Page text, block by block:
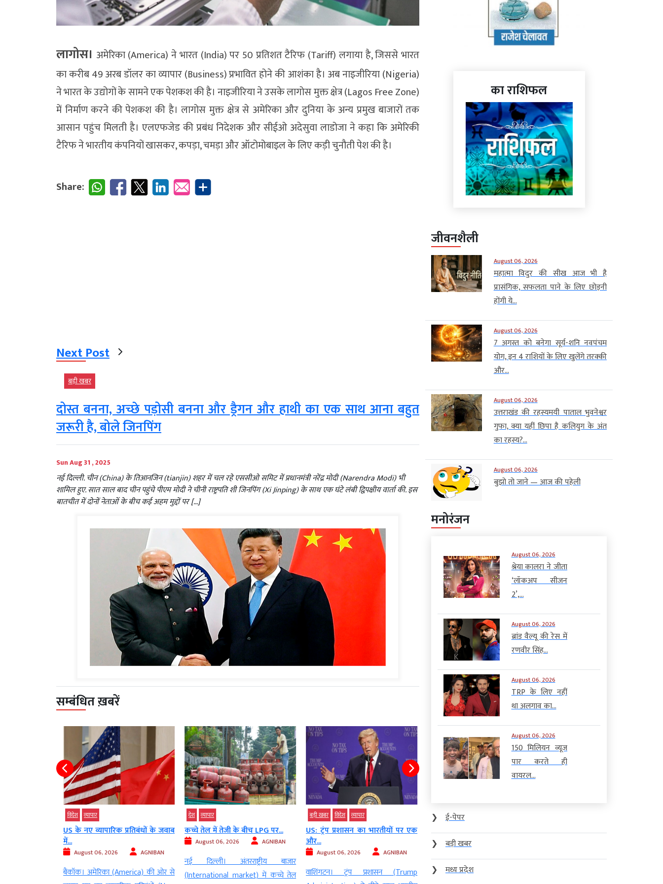
लागोस। अमेरिका (America) ने भारत (India) पर 50 प्रतिशत टैरिफ (Tariff) लगाया है, जिससे भारत
का करीब 49 अरब डॉलर का व्यापार (Business) प्रभावित होने की आशंका है। अब नाइजीरिया (Nigeria)
ने भारत के उद्योगों के सामने एक पेशकश की है। नाइजीरिया ने उसके लागोस मुक्त क्षेत्र (Lagos Free Zone)
में निर्माण करने की पेशकश की है। लागोस मुक्त क्षेत्र से अमेरिका और दुनिया के अन्य प्रमुख बाजारों तक
आसान पहुंच मिलती है। एलएफजेड की प्रबंध निदेशक और सीईओ अदेसुवा लाडोजा ने कहा कि अमेरिकी
टैरिफ ने भारतीय कंपनियों खासकर, कपड़ा, चमड़ा और ऑटोमोबाइल के लिए कड़ी चुनौती पेश की है।
Share:
Next Post
बड़ी खबर
दोस्त बनना, अच्छे पड़ोसी बनना और ड्रैगन और हाथी का एक साथ आना बहुत
जरूरी है, बोले जिनपिंग
Sun Aug 31 , 2025
नई दिल्ली. चीन (China) के तिआनजिन (tianjin) शहर में चल रहे एससीओ समिट में प्रधानमंत्री नरेंद्र मोदी (Narendra Modi) भी
शामिल हुए. सात साल बाद चीन पहुंचे पीएम मोदी ने चीनी राष्ट्रपति शी जिनपिंग (Xi Jinping) के साथ एक घंटे लंबी द्विपक्षीय वार्ता की. इस
बातचीत में दोनों नेताओं के बीच कई अहम मुद्दों पर […]
सम्बंधित ख़बरें
विदेश व्‍यापार
US के नए व्यापारिक प्रतिबंधों के जवाब
में...
August 06, 2026 AGNIBAN
बैंकॉक। अमेरिका (America) की ओर से
देश व्‍यापार
कच्चे तेल में तेजी के बीच LPG पर...
August 06, 2026 AGNIBAN
नई दिल्ली। अंतरराष्ट्रीय बाजार
(International market) में कच्चे तेल
बड़ी खबर विदेश व्‍यापार
US: ट्रंप प्रशासन का भारतीयों पर एक
और...
August 06, 2026 AGNIBAN
वाशिंगटन। ट्रंप प्रशासन (Trump
बड़ी खबर व्‍यापार
विदेशी फंडिंग पर दुनिया भर में सख्ती,
जानिए...
नई दिल्ली। देश में विदेशी
1000 किमी तक सटीक वार करेगा
का राशिफल
जीवनशैली
August 06, 2026
महात्मा विदुर की सीख आज भी है
प्रासंगिक, सफलता पाने के लिए छोड़नी
होंगी ये...
August 06, 2026
7 अगस्त को बनेगा सूर्य-शनि नवपंचम
योग, इन 4 राशियों के लिए खुलेंगे तरक्की
और...
August 06, 2026
उत्तराखंड की रहस्यमयी पाताल भुवनेश्वर
गुफा, क्या यहीं छिपा है कलियुग के अंत
का रहस्य?...
August 06, 2026
बुझो तो जाने — आज की पहेली
मनोरंजन
August 06, 2026
श्रेया कालरा ने जीता
‘लॉकअप सीजन
2’,...
August 06, 2026
ब्रांड वैल्यू की रेस में
रणवीर सिंह...
August 06, 2026
TRP के लिए नहीं
था अलगाव का...
August 06, 2026
150 मिलियन व्यूज
पार करते ही
वायरल...
❯
ई-पेपर
❯
बड़ी खबर
❯
मध्य प्रदेश